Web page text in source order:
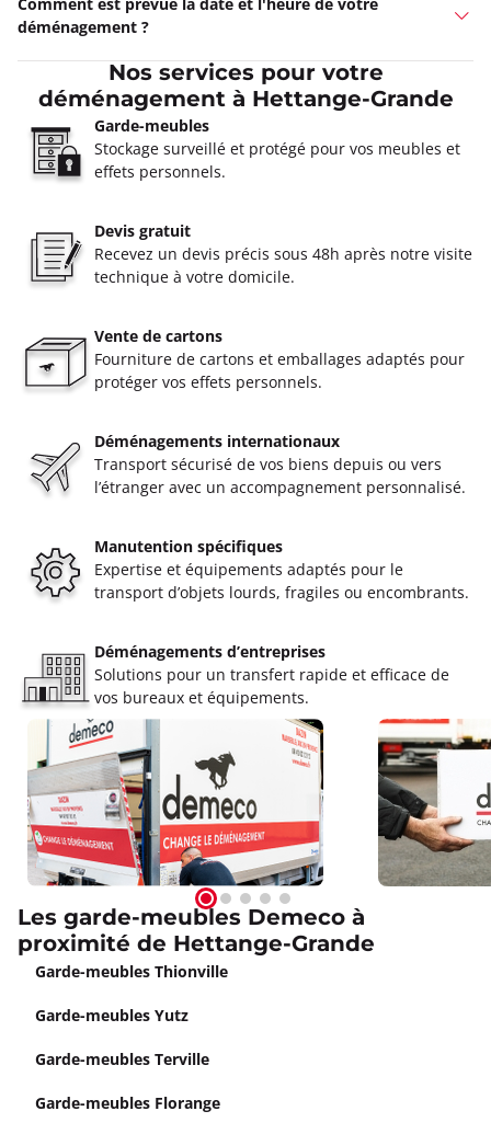
déménagement ?
Nos services pour votre
déménagement à Hettange-Grande
Garde-meubles
Stockage surveillé et protégé pour vos meubles et
effets personnels.
Devis gratuit
Recevez un devis précis sous 48h après notre visite
technique à votre domicile.
Vente de cartons
Fourniture de cartons et emballages adaptés pour
protéger vos effets personnels.
Déménagements internationaux
Transport sécurisé de vos biens depuis ou vers
l’étranger avec un accompagnement personnalisé.
Manutention spécifiques
Expertise et équipements adaptés pour le
transport d’objets lourds, fragiles ou encombrants.
Déménagements d’entreprises
Solutions pour un transfert rapide et efficace de
vos bureaux et équipements.
Les garde-meubles Demeco à
proximité de Hettange-Grande
Garde-meubles Thionville
Garde-meubles Yutz
Garde-meubles Terville
Garde-meubles Florange